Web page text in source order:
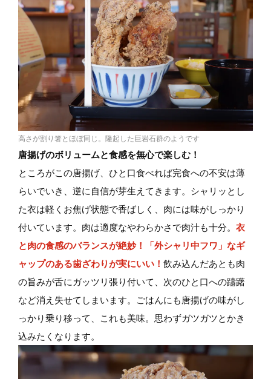
高さが割り箸とほぼ同じ。隆起した巨岩石群のようです
唐揚げのボリュームと食感を無心で楽しむ！
ところがこの唐揚げ、ひと口食べれば完食への不安は薄
らいでいき、逆に自信が芽生えてきます。シャリッとし
た衣は軽くお焦げ状態で香ばしく、肉には味がしっかり
付いています。肉は適度なやわらかさで肉汁も十分。 衣
と肉の食感のバランスが絶妙！「外シャリ中フワ」なギ
ャップのある歯ざわりが実にいい！ 飲み込んだあとも肉
の旨みが舌にガッツリ張り付いて、次のひと口への躊躇
など消え失せてしまいます。ごはんにも唐揚げの味がし
っかり乗り移って、これも美味。思わずガツガツとかき
込みたくなります。